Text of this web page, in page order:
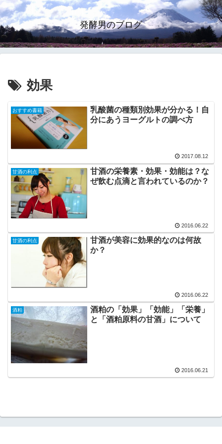
発酵男のブログ
効果
おすすめ書籍
乳酸菌の種類別効果が分かる！自
分にあうヨーグルトの調べ方
2017.08.12
甘酒の利点
甘酒の栄養素・効果・効能は？な
ぜ飲む点滴と言われているのか？
2016.06.22
甘酒の利点
甘酒が美容に効果的なのは何故
か？
2016.06.22
酒粕
酒粕の「効果」「効能」「栄養」
と「酒粕原料の甘酒」について
2016.06.21